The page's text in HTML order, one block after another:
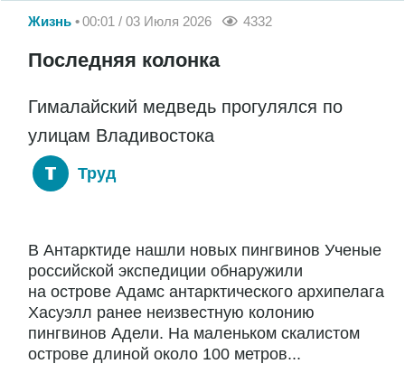
Жизнь 00:01 / 03 Июля 2026 4332
Последняя колонка
Гималайский медведь прогулялся по
улицам Владивостока
Труд
В Антарктиде нашли новых пингвинов Ученые
российской экспедиции обнаружили
на острове Адамс антарктического архипелага
Хасуэлл ранее неизвестную колонию
пингвинов Адели. На маленьком скалистом
острове длиной около 100 метров...